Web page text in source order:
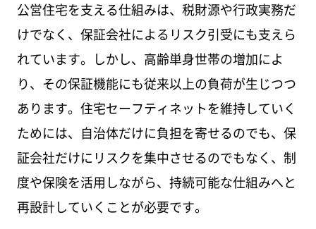
公営住宅を支える仕組みは、税財源や行政実務だ
けでなく、保証会社によるリスク引受にも支えら
れています。しかし、高齢単身世帯の増加によ
り、その保証機能にも従来以上の負荷が生じつつ
あります。住宅セーフティネットを維持していく
ためには、自治体だけに負担を寄せるのでも、保
証会社だけにリスクを集中させるのでもなく、制
度や保険を活用しながら、持続可能な仕組みへと
再設計していくことが必要です。